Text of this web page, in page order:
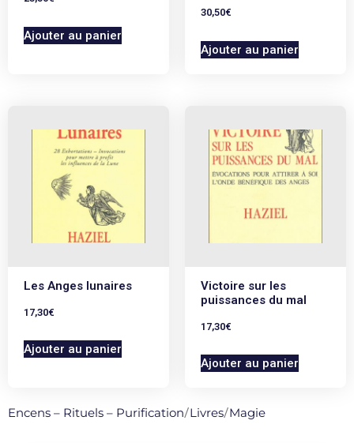
Ajouter au panier
30,50€
Ajouter au panier
Les Anges lunaires
17,30€
Ajouter au panier
Victoire sur les
puissances du mal
17,30€
Ajouter au panier
Encens – Rituels – Purification/Livres/Magie